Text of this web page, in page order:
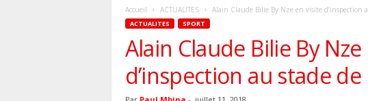
Accueil ACTUALITES Alain Claude Bilie By Nze en visite d’inspection
ACTUALITES SPORT
Alain Claude Bilie By
d’inspection au stade de